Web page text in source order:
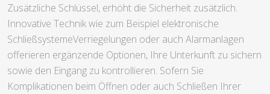
Zusätzliche Schlüssel, erhöht die Sicherheit zusätzlich.
Innovative Technik wie zum Beispiel elektronische
SchließsystemeVerriegelungen oder auch Alarmanlagen
offerieren ergänzende Optionen, Ihre Unterkunft zu sichern
sowie den Eingang zu kontrollieren. Sofern Sie
Komplikationen beim Öffnen oder auch Schließen Ihrer